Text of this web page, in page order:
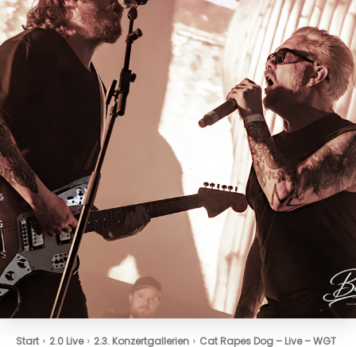
Start 2.0 Live 2.3. Konzertgallerien
Cat Rapes Dog – Live – WGT